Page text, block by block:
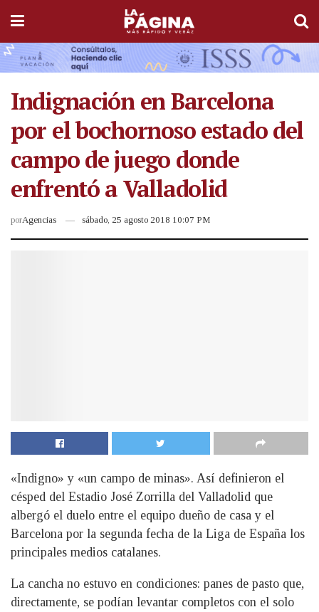
Indignación en Barcelona
por el bochornoso estado del
campo de juego donde
enfrentó a Valladolid
porAgencias sábado, 25 agosto 2018 10:07 PM
«Indigno» y «un campo de minas». Así definieron el
césped del Estadio José Zorrilla del Valladolid que
albergó el duelo entre el equipo dueño de casa y el
Barcelona por la segunda fecha de la Liga de España los
principales medios catalanes.
La cancha no estuvo en condiciones: panes de pasto que,
directamente, se podían levantar completos con el solo